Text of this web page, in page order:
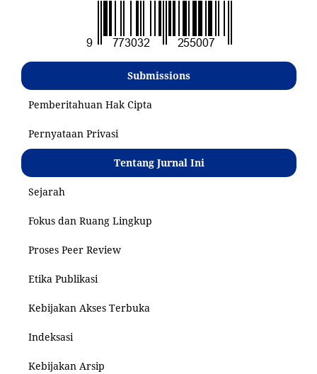
Submissions
Pemberitahuan Hak Cipta
Pernyataan Privasi
Tentang Jurnal Ini
Sejarah
Fokus dan Ruang Lingkup
Proses Peer Review
Etika Publikasi
Kebijakan Akses Terbuka
Indeksasi
Kebijakan Arsip